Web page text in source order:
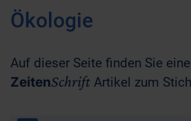
Ökologie
Auf dieser Seite finden Sie
ZeitenSchrift Artikel zum